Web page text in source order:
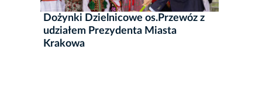
Dożynki Dzielnicowe os.Przewóz z
udziałem Prezydenta Miasta
Krakowa